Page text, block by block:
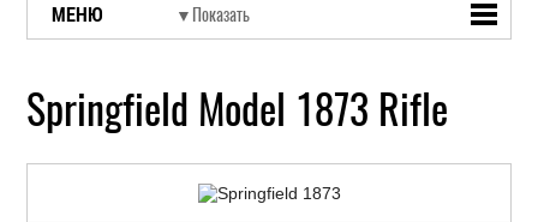
МЕНЮ
Springfield Model 1873 Rifle